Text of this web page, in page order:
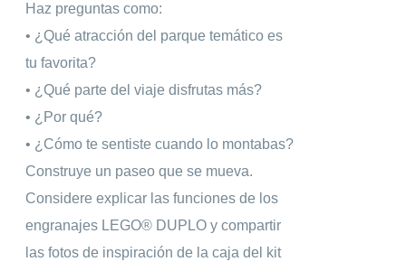
Haz preguntas como:
• ¿Qué atracción del parque temático es
tu favorita?
• ¿Qué parte del viaje disfrutas más?
• ¿Por qué?
• ¿Cómo te sentiste cuando lo montabas?
Construye un paseo que se mueva.
Considere explicar las funciones de los
engranajes LEGO® DUPLO y compartir
las fotos de inspiración de la caja del kit